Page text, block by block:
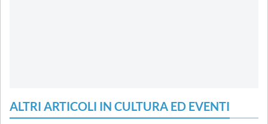
ALTRI ARTICOLI IN CULTURA ED EVENTI